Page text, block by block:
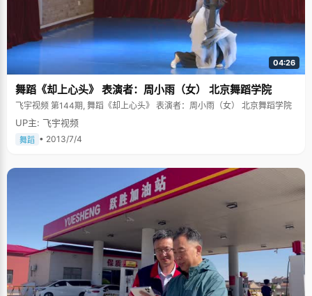
04:26
舞蹈《却上心头》 表演者：周小雨（女） 北京舞蹈学院
飞宇视频 第144期, 舞蹈《却上心头》 表演者：周小雨（女） 北京舞蹈学院
UP主: 飞宇视频
舞蹈 • 2013/7/4